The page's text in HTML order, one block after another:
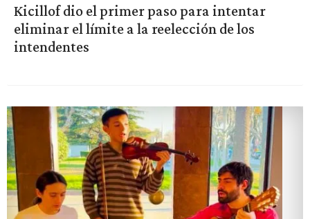
Kicillof dio el primer paso para intentar
eliminar el límite a la reelección de los
intendentes